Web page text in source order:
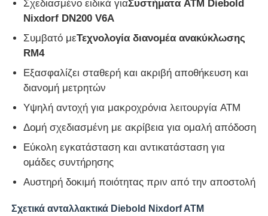
Τμήματα ΑΤΜ OKI
Μέρη ATM Genmega
Bill Acceptor
Διαλογιστής τραπεζογραμματίων
Σχεδιασμένο ειδικά γιαΣυστήματα ATM Diebold
Nixdorf DN200 V6A
Συμβατό μεΤεχνολογία διανομέα ανακύκλωσης
RM4
Εξασφαλίζει σταθερή και ακριβή αποθήκευση και
διανομή μετρητών
Υψηλή αντοχή για μακροχρόνια λειτουργία ATM
Δομή σχεδιασμένη με ακρίβεια για ομαλή απόδοση
Εύκολη εγκατάσταση και αντικατάσταση για
ομάδες συντήρησης
Αυστηρή δοκιμή ποιότητας πριν από την αποστολή
Σχετικά ανταλλακτικά Diebold Nixdorf ATM